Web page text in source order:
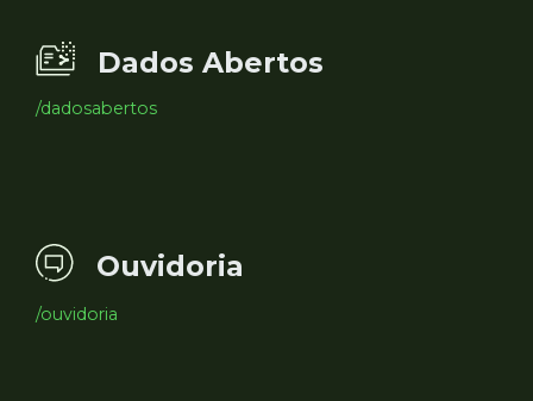
Dados Abertos
/dadosabertos
Ouvidoria
/ouvidoria